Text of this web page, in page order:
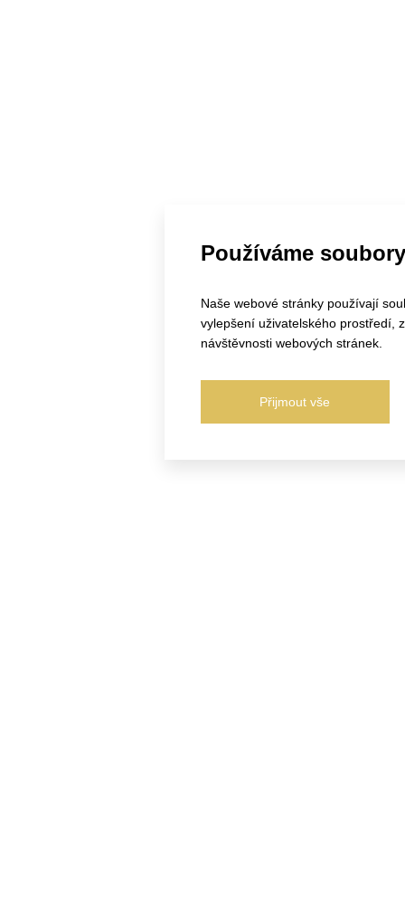
Používáme
Naše webové stránky používají
vylepšení uživatelského prostředí,
návštěvnosti webových stránek.
Přijmout vše